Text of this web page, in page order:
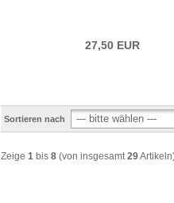
27,50 EUR
Sortieren nach
Zeige 1 bis 8 (von insgesamt 29